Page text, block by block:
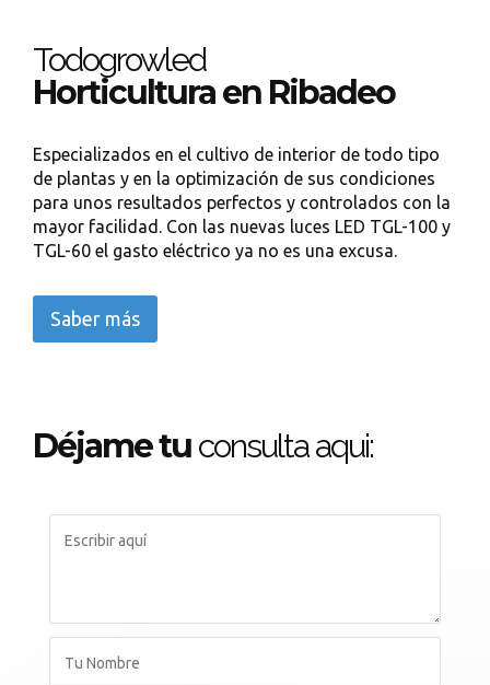
Todogrowled
Horticultura en Ribadeo
Especializados en el cultivo de interior de todo tipo
de plantas y en la optimización de sus condiciones
para unos resultados perfectos y controlados con la
mayor facilidad. Con las nuevas luces LED TGL-100 y
TGL-60 el gasto eléctrico ya no es una excusa.
Saber más
Déjame tu consulta aqui: